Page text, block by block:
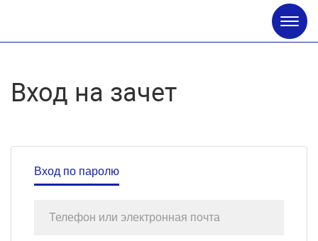
меню
Вход на зачет
Вход по паролю